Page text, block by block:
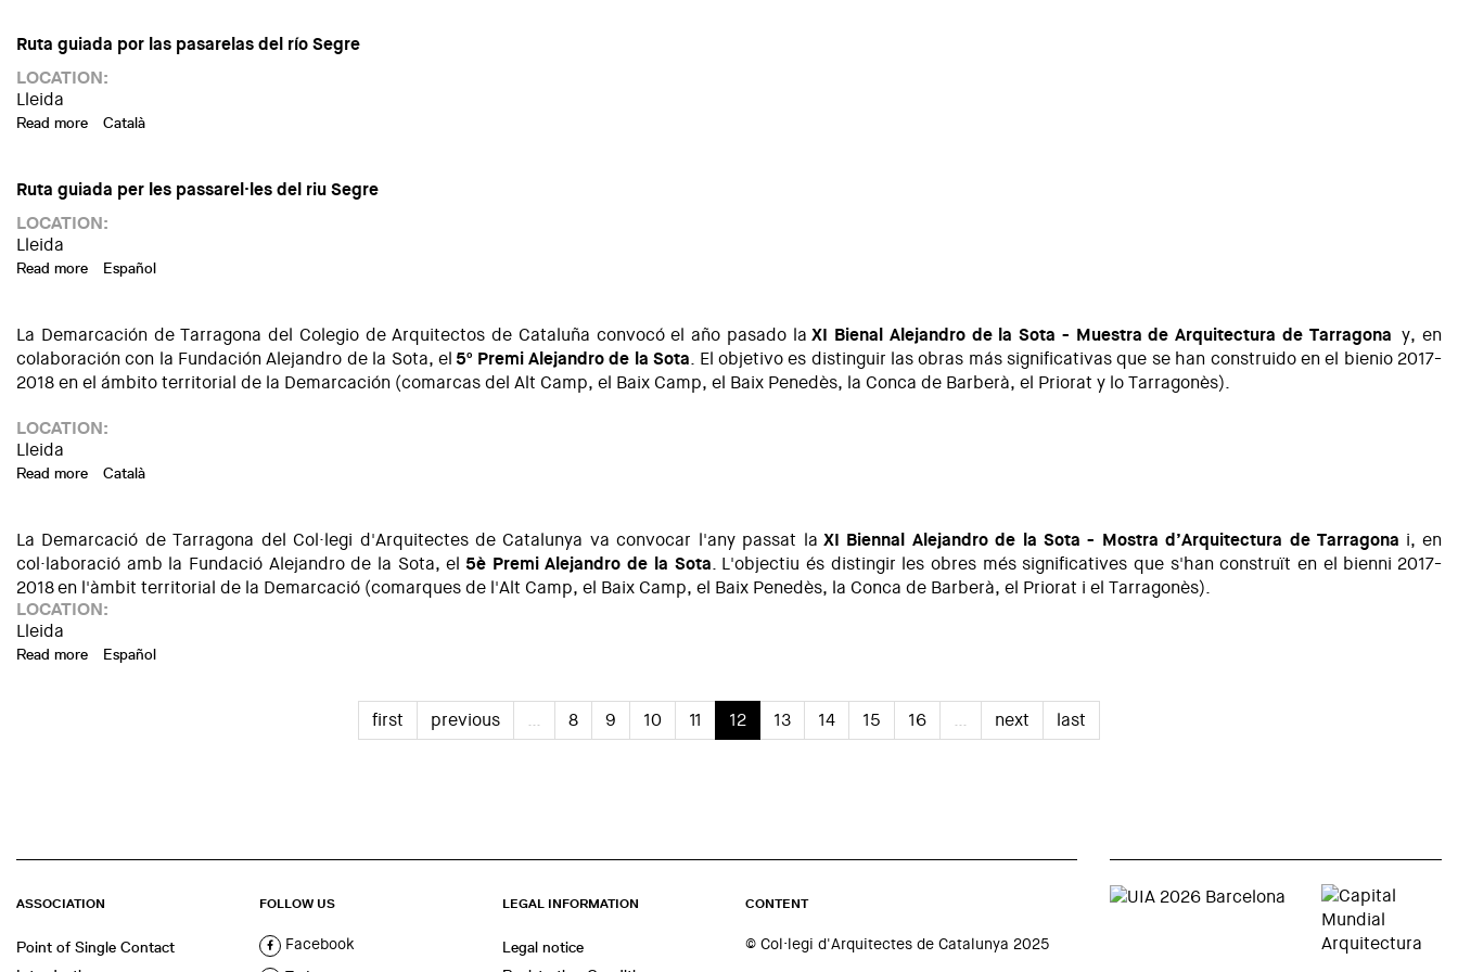
Ruta guiada por las pasarelas del río Segre
LOCATION:
Lleida
Read more about Arquitectour Lleida 2020
Català
Ruta guiada per les passarel·les del riu Segre
LOCATION:
Lleida
Read more about Arquitectour Lleida 2020
Español
La Demarcación de Tarragona del Colegio de Arquitectos de Cataluña convocó el año pasado laXI Bienal Alejandro de la Sota - Muestra de Arquitectura de Tarragona y, en
colaboración con la Fundación Alejandro de la Sota, el5º Premi Alejandro de la Sota. El objetivo es distinguir las obras más significativas que se han construido en el bienio 2017-
2018 en el ámbito territorial de la Demarcación (comarcas del Alt Camp, el Baix Camp, el Baix Penedès, la Conca de Barberà, el Priorat y lo Tarragonès).
LOCATION:
Lleida
Read more about Exposición en Lleida de la XI Biennal Alejandro de la Sota, Muestra de Arquitectura de Tarragona 2019
Català
La Demarcació de Tarragona del Col·legi d'Arquitectes de Catalunya va convocar l'any passat la XI Biennal Alejandro de la Sota - Mostra d’Arquitectura de Tarragona i, en
col·laboració amb la Fundació Alejandro de la Sota, el5è Premi Alejandro de la Sota. L'objectiu és distingir les obres més significatives que s'han construït en el bienni 2017-
2018 en l'àmbit territorial de la Demarcació (comarques de l'Alt Camp, el Baix Camp, el Baix Penedès, la Conca de Barberà, el Priorat i el Tarragonès).
LOCATION:
Lleida
Read more about Exposició a Lleida de la XI Biennal Alejandro de la Sota, Mostra d'Arquitectura de Tarragona 2019
Español
first previous … 8 9 10 11 12 13 14 15 16 … next last
ASSOCIATION
Point of Single Contact
FOLLOW US
Facebook
LEGAL INFORMATION
Legal notice
CONTENT
© Col·legi d'Arquitectes de Catalunya 2025